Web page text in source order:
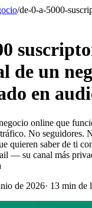
/de-0-a-5000-
de un
en
online que
No seguidores.
quieren saber de ti
— su canal más
de 2026· 13 min de